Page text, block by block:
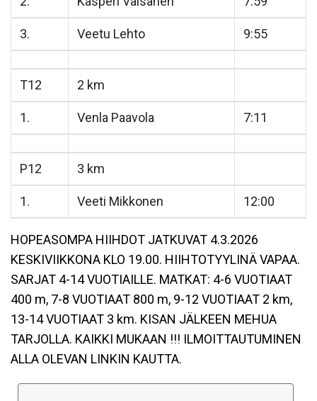
3. Veetu Lehto 9:55
T12 2 km
1. Venla Paavola 7:11
P12 3 km
1. Veeti Mikkonen 12:00
HOPEASOMPA HIIHDOT JATKUVAT 4.3.2026
KESKIVIIKKONA KLO 19.00. HIIHTOTYYLINÄ VAPAA.
SARJAT 4-14 VUOTIAILLE. MATKAT: 4-6 VUOTIAAT
400 m, 7-8 VUOTIAAT 800 m, 9-12 VUOTIAAT 2 km,
13-14 VUOTIAAT 3 km. KISAN JÄLKEEN MEHUA
TARJOLLA. KAIKKI MUKAAN !!! ILMOITTAUTUMINEN
ALLA OLEVAN LINKIN KAUTTA.